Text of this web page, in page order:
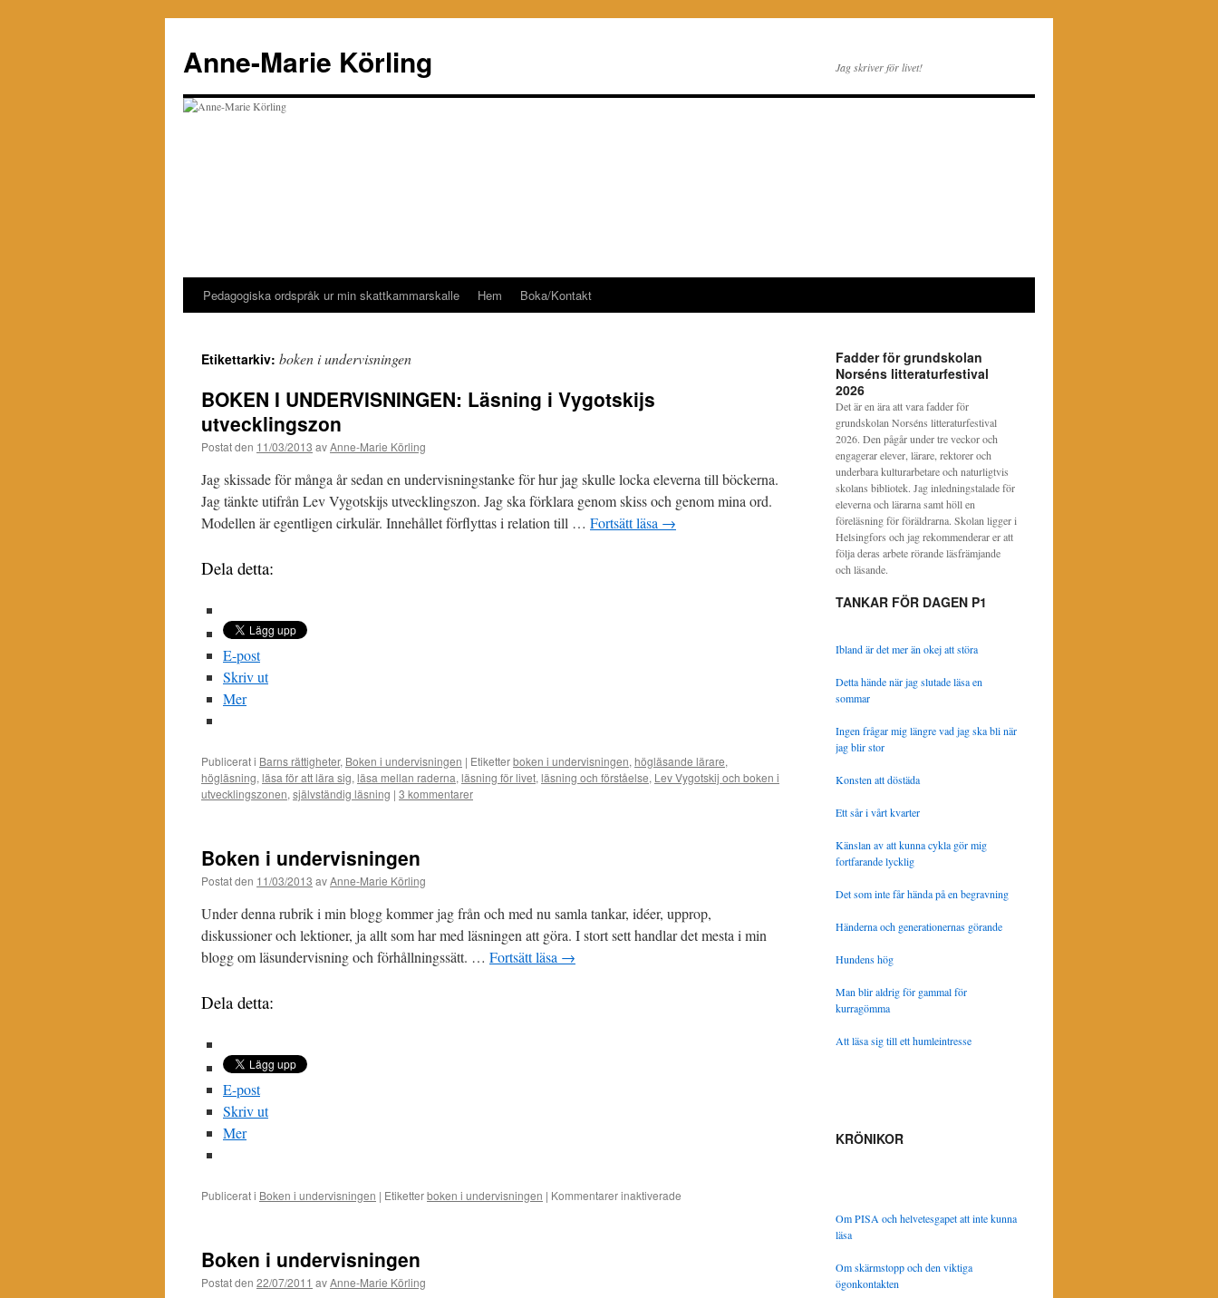
innehåll
Anne-Marie Körling Jag skriver för livet!
Pedagogiska ordspråk ur min skattkammarskalle Hem Boka/Kontakt
Etikettarkiv: boken i undervisningen
BOKEN I UNDERVISNINGEN: Läsning i Vygotskijs
utvecklingszon
Postat den 11/03/2013 avAnne-Marie Körling
Jag skissade för många år sedan en undervisningstanke för hur jag skulle locka eleverna till böckerna.
Jag tänkte utifrån Lev Vygotskijs utvecklingszon. Jag ska förklara genom skiss och genom mina ord.
Modellen är egentligen cirkulär. Innehållet förflyttas i relation till … Fortsätt läsa →
Dela detta:
E-post
Skriv ut
Mer
Publicerat i Barns rättigheter, Boken i undervisningen | Etiketterboken i undervisningen, högläsande lärare,
högläsning, läsa för att lära sig, läsa mellan raderna, läsning för livet, läsning och förståelse, Lev Vygotskij och boken i
utvecklingszonen, självständig läsning | 3 kommentarer
Boken i undervisningen
Postat den 11/03/2013 avAnne-Marie Körling
Under denna rubrik i min blogg kommer jag från och med nu samla tankar, idéer, upprop,
diskussioner och lektioner, ja allt som har med läsningen att göra. I stort sett handlar det mesta i min
blogg om läsundervisning och förhållningssätt. … Fortsätt läsa →
Dela detta:
E-post
Skriv ut
Mer
Publicerat i Boken i undervisningen | Etiketterboken i undervisningen | Kommentarer inaktiverade
Boken i undervisningen
Postat den 22/07/2011 avAnne-Marie Körling
Fadder för grundskolan
Norséns litteraturfestival
2026
Det är en ära att vara fadder för
grundskolan Norséns litteraturfestival
2026. Den pågår under tre veckor och
engagerar elever, lärare, rektorer och
underbara kulturarbetare och naturligtvis
skolans bibliotek. Jag inledningstalade för
eleverna och lärarna samt höll en
föreläsning för föräldrarna. Skolan ligger i
Helsingfors och jag rekommenderar er att
följa deras arbete rörande läsfrämjande
och läsande.
TANKAR FÖR DAGEN P1
Ibland är det mer än okej att störa
Detta hände när jag slutade läsa en
sommar
Ingen frågar mig längre vad jag ska bli när
jag blir stor
Konsten att döstäda
Ett sår i vårt kvarter
Känslan av att kunna cykla gör mig
fortfarande lycklig
Det som inte får hända på en begravning
Händerna och generationernas görande
Hundens hög
Man blir aldrig för gammal för
kurragömma
Att läsa sig till ett humleintresse
KRÖNIKOR
Om PISA och helvetesgapet att inte kunna
läsa
Om skärmstopp och den viktiga
ögonkontakten